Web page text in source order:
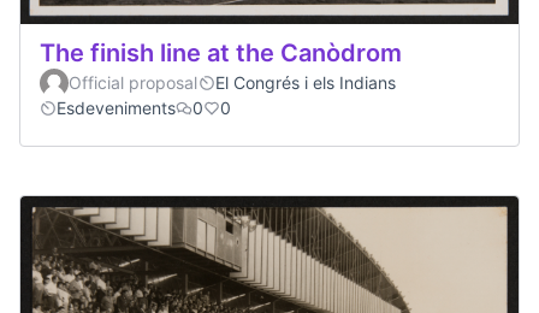
The finish line at the Canòdrom
Official proposal
El Congrés i els Indians
Esdeveniments
0 0